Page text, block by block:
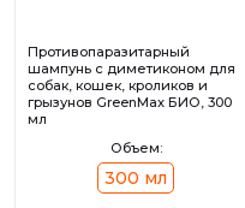
Противопаразитарный
шампунь с диметиконом для
собак, кошек, кроликов и
грызунов GreenMax БИО, 300
мл
Объем:
300 мл